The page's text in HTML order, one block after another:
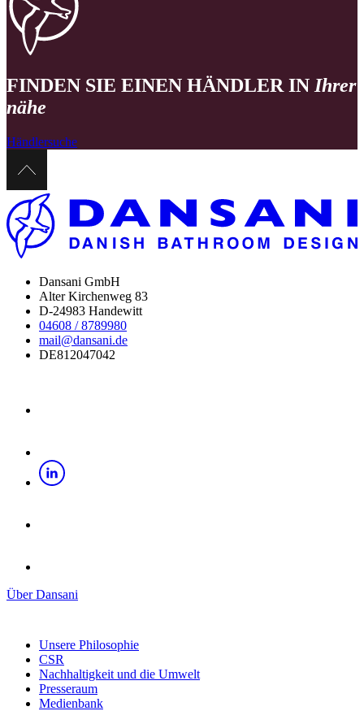
FINDEN SIE EINEN HÄNDLER IN Ihrer
nähe
Händlersuche
Dansani GmbH
Alter Kirchenweg 83
D-24983 Handewitt
04608 / 8789980
mail@dansani.de
DE812047042
Über Dansani
Unsere Philosophie
CSR
Nachhaltigkeit und die Umwelt
Presseraum
Medienbank